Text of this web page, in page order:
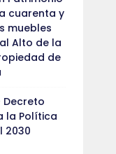
cuarenta y
muebles
Alto de la
de
Decreto
la Política
2030